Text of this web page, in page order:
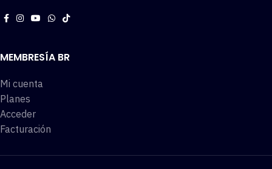
MEMBRESÍA BR
Mi cuenta
Planes
Acceder
Facturación